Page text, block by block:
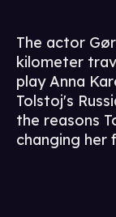
The actor
kilometer
play Anna
Tolstoj's
the reasons
changing her